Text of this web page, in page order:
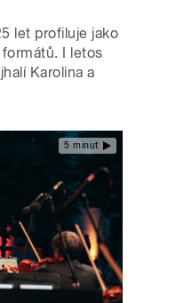
let profiluje jako
I letos
Karolina a
5 minut